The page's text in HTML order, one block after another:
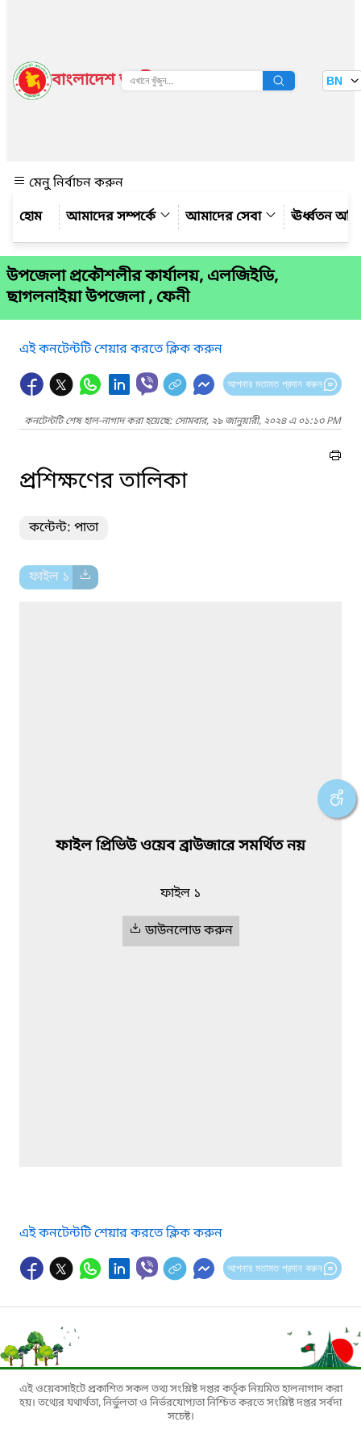
বাংলাদেশ জাতীয় তথ্য বাতায়ন BN
মেনু নির্বাচন করুন
আমাদের সম্পর্কে
আমাদের সেবা ঊর্ধ্বতন
উপজেলা প্রকৌশলীর কার্যালয়, এলজিইডি,
ছাগলনাইয়া উপজেলা , ফেনী
এই কনটেন্টটি শেয়ার করতে ক্লিক করুন
আপনার মতামত প্রদান করুন
কনটেন্টটি শেষ হাল-নাগাদ করা হয়েছে: সোমবার, ২৯ জানুয়ারী, ২০২৪ এ ০১:১৩ PM
প্রশিক্ষণের তালিকা
কন্টেন্ট: পাতা
ফাইল ১
ফাইল প্রিভিউ ওয়েব ব্রাউজারে সমর্থিত নয়
ফাইল ১
ডাউনলোড করুন
এই কনটেন্টটি শেয়ার করতে ক্লিক করুন
আপনার মতামত প্রদান করুন
এই ওয়েবসাইটে প্রকাশিত সকল তথ্য সংশ্লিষ্ট দপ্তর কর্তৃক নিয়মিত হালনাগাদ করা
হয়। তথ্যের যথার্থতা, নির্ভুলতা ও নির্ভরযোগ্যতা নিশ্চিত করতে সংশ্লিষ্ট দপ্তর সর্বদা
সচেষ্ট।